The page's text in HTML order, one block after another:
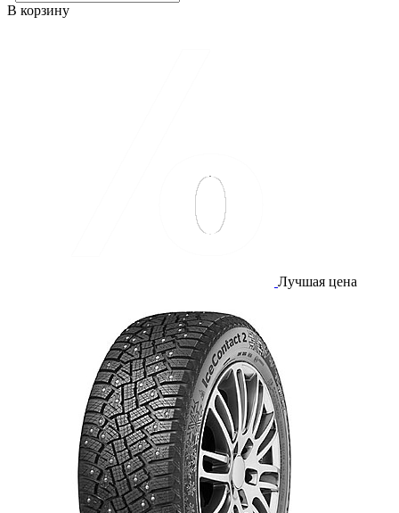
В корзину
Лучшая цена